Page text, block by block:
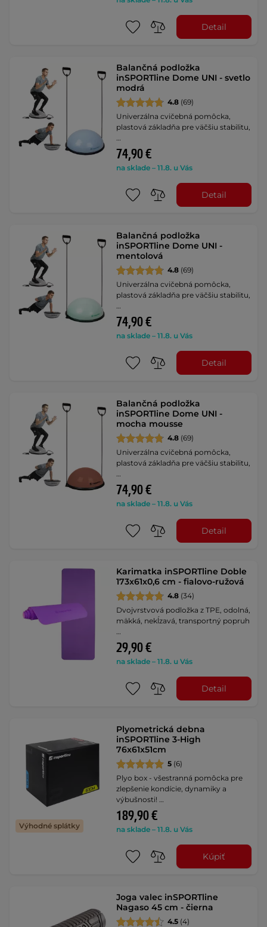
Detail
Balančná podložka
inSPORTline Dome UNI - svetlo
modrá
4.8 (69)
Univerzálna cvičebná pomôcka,
plastová základňa pre väčšiu stabilitu,
…
74,90 €
na sklade – 11.8. u Vás
Detail
Balančná podložka
inSPORTline Dome UNI -
mentolová
4.8 (69)
Univerzálna cvičebná pomôcka,
plastová základňa pre väčšiu stabilitu,
…
74,90 €
na sklade – 11.8. u Vás
Detail
Balančná podložka
inSPORTline Dome UNI -
mocha mousse
4.8 (69)
Univerzálna cvičebná pomôcka,
plastová základňa pre väčšiu stabilitu,
…
74,90 €
na sklade – 11.8. u Vás
Detail
Karimatka inSPORTline Doble
173x61x0,6 cm - fialovo-ružová
4.8 (34)
Dvojvrstvová podložka z TPE, odolná,
mäkká, nekĺzavá, transportný popruh
…
29,90 €
na sklade – 11.8. u Vás
Detail
Výhodné splátky
Plyometrická debna
inSPORTline 3-High
76x61x51cm
5 (6)
Plyo box - všestranná pomôcka pre
zlepšenie kondície, dynamiky a
výbušnosti! …
189,90 €
na sklade – 11.8. u Vás
Kúpiť
Joga valec inSPORTline
Nagaso 45 cm - čierna
4.5 (4)